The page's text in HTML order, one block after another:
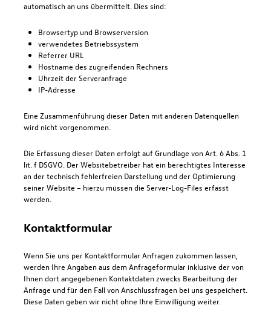
automatisch an uns übermittelt. Dies sind:
Browsertyp und Browserversion
verwendetes Betriebssystem
Referrer URL
Hostname des zugreifenden Rechners
Uhrzeit der Serveranfrage
IP-Adresse
Eine Zusammenführung dieser Daten mit anderen Datenquellen
wird nicht vorgenommen.
Die Erfassung dieser Daten erfolgt auf Grundlage von Art. 6 Abs. 1
lit. f DSGVO. Der Websitebetreiber hat ein berechtigtes Interesse
an der technisch fehlerfreien Darstellung und der Optimierung
seiner Website – hierzu müssen die Server-Log-Files erfasst
werden.
Kontaktformular
Wenn Sie uns per Kontaktformular Anfragen zukommen lassen,
werden Ihre Angaben aus dem Anfrageformular inklusive der von
Ihnen dort angegebenen Kontaktdaten zwecks Bearbeitung der
Anfrage und für den Fall von Anschlussfragen bei uns gespeichert.
Diese Daten geben wir nicht ohne Ihre Einwilligung weiter.